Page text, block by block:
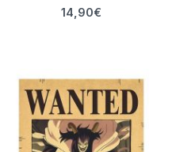
14,90€